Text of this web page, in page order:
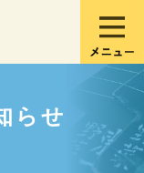
らせ